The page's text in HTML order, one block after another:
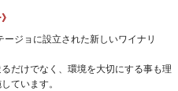
ジョに設立された新しいワイナリ
だけでなく、環境を大切にする事も理
ています。